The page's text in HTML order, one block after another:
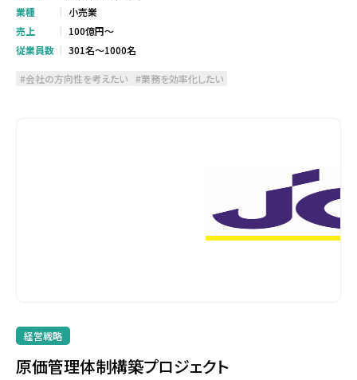
業種
小売業
売上
100億円～
従業員数
301名～1000名
会社の方向性を考えたい 業務を効率化したい
経営戦略
原価管理体制構築プロジェクト